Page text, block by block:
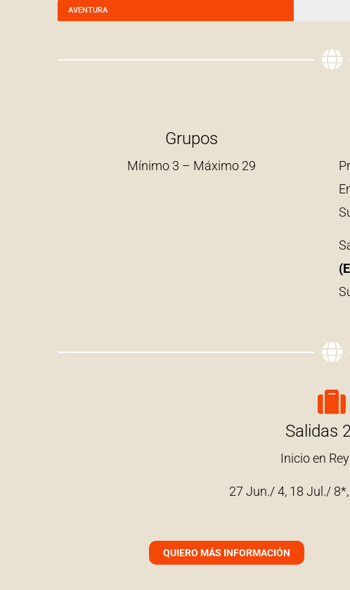
AVENTURA
Grupos
Mínimo 3 – Máximo 29
Salidas
Inicio en
27 Jun./ 4, 18 Jul./
QUIERO MÁS INFORMACIÓN